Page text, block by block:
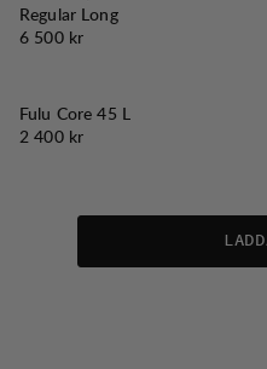
Regular Long
Pris:
6 500 kr
Fulu Core 45 L
Pris:
2 400 kr